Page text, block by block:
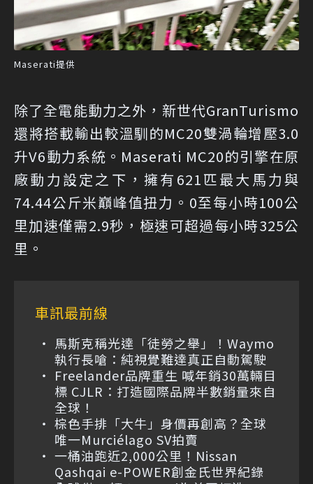
Maserati提供
除了全電能動力之外，新世代GranTurismo
還將搭載輸出較溫馴的MC20雙渦輪增壓3.0
升V6動力系統。Maserati MC20的引擎在原
廠動力設定之下，擁有621匹最大馬力與
74.44公斤米巔峰值扭力。0至每小時100公
里加速僅需2.9秒，極速可超過每小時325公
里。
車訊最前線
馬斯克稱光達「徒勞之舉」！Waymo
執行長嗆：純視覺難達真正自動駕駛
Freelander品牌重生 喊年銷30萬輛目
標 CJLR：打造國際品牌半數銷量來自
全球！
棕色手排「大牛」身價再創高？全球
唯一Murciélago SV拍賣
一桶油跑近2,000公里！Nissan
Qashqai e-POWER創金氏世界紀錄